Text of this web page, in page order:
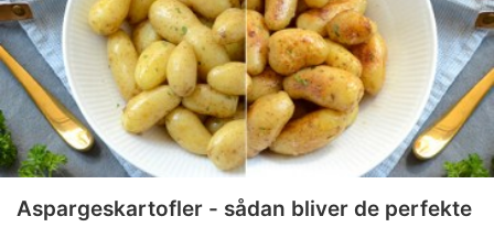
Aspargeskartofler - sådan bliver de perfekte